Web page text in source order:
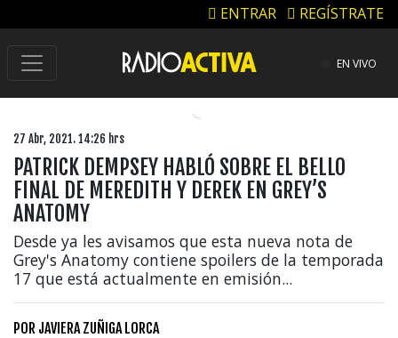
ENTRAR REGÍSTRATE
EN VIVO
27 Abr, 2021. 14:26 hrs
PATRICK DEMPSEY HABLÓ SOBRE EL BELLO
FINAL DE MEREDITH Y DEREK EN GREY’S
ANATOMY
Desde ya les avisamos que esta nueva nota de
Grey's Anatomy contiene spoilers de la temporada
17 que está actualmente en emisión...
POR JAVIERA ZUÑIGA LORCA